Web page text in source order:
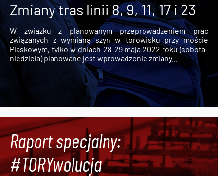
Zmiany tras linii 8, 9, 11, 17 i 23
W związku z planowanym przeprowadzeniem prac
związanych z wymianą szyn w torowisku przy moście
Piaskowym, tylko w dniach 28-29 maja 2022 roku (sobota-
niedziela) planowane jest wprowadzenie zmiany...
Raport specjalny:
#TORYwolucja